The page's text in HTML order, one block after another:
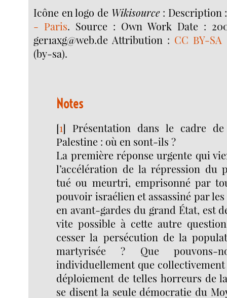
Icône en logo de Wikisource: Description
- Paris. Source : Own Work Date :
ger1axg@web.de Attribution : CC BY-SA
(by-sa).
Notes
[1] Présentation dans le cadre
Palestine : où en sont-ils ?
La première réponse urgente qui
l’accélération de la répression du
tué ou meurtri, emprisonné par
pouvoir israélien et assassiné par
en avant-gardes du grand État, est
vite possible à cette autre
cesser la persécution de la
martyrisée ? Que pouvons-
individuellement que
déploiement de telles horreurs de
se disent la seule démocratie du